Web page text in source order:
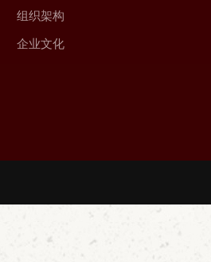
组织架构
企业文化